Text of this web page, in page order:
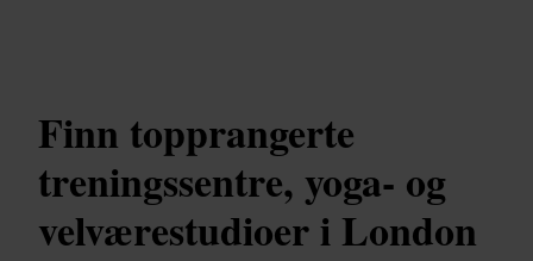
Finn topprangerte
treningssentre, yoga- og
velværestudioer i London